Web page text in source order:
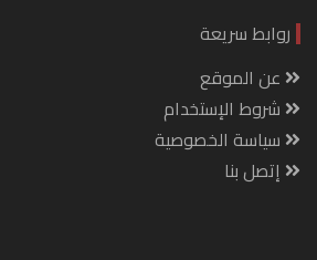
روابط سريعة
عن الموقع
شروط الإستخدام
سياسة الخصوصية
إتصل بنا